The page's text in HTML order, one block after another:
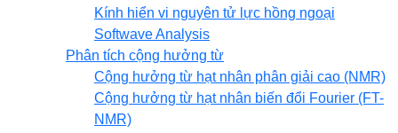
Kính hiển vi nguyên tử lực hồng ngoại
Softwave Analysis
Phân tích cộng hưởng từ
Cộng hưởng từ hạt nhân phân giải cao (NMR)
Cộng hưởng từ hạt nhân biến đổi Fourier (FT-
NMR)